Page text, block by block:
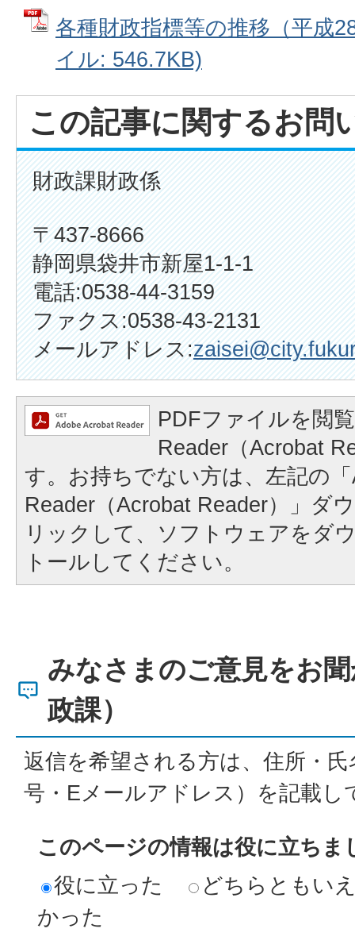
各種財政指標等の推移（平成
イル: 546.7KB)
この記事に関するお問
財政課財政係
〒437-8666
静岡県袋井市新屋1-1-1
電話:0538-44-3159
ファクス:0538-43-2131
メールアドレス:
PDFファイルを閲
Reader（Acrobat
す。お持ちでない方は、左記の
Reader（Acrobat Reader）」ダ
リックして、ソフトウェアをダ
トールしてください。
みなさまのご意見をお
政課）
返信を希望される方は、住所・
号・Eメールアドレス）を記載し
このページの情報は役に立ちま
役に立った
どちらともい
かった